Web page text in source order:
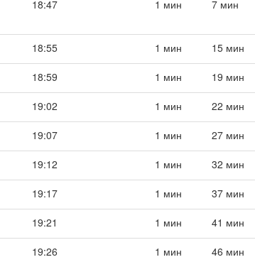
18:47 1 мин 7 мин
18:55 1 мин 15 мин
18:59 1 мин 19 мин
19:02 1 мин 22 мин
19:07 1 мин 27 мин
19:12 1 мин 32 мин
19:17 1 мин 37 мин
19:21 1 мин 41 мин
19:26 1 мин 46 мин